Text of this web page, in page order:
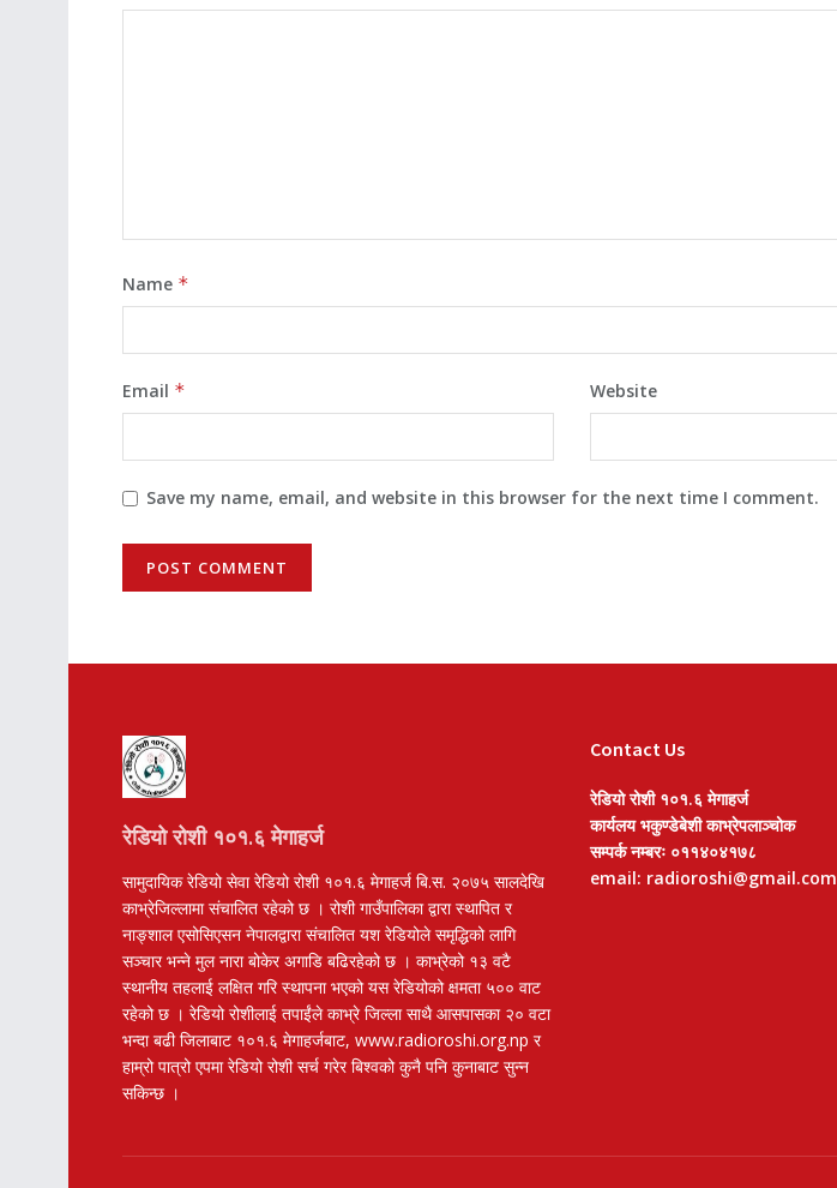
Name *
Email * Website
Save my name, email, and website in this browser for the next time I comment.
रेडियो रोशी १०१.६ मेगाहर्ज
सामुदायिक रेडियो सेवा रेडियो रोशी १०१.६ मेगाहर्ज बि.स. २०७५ सालदेखि
काभ्रेजिल्लामा संचालित रहेको छ । रोशी गाउँपालिका द्वारा स्थापित र
नाङ्शाल एसोसिएसन नेपालद्वारा संचालित यश रेडियोले समृद्धिको लागि
सञ्चार भन्ने मुल नारा बोकेर अगाडि बढिरहेको छ । काभ्रेको १३ वटै
स्थानीय तहलाई लक्षित गरि स्थापना भएको यस रेडियोको क्षमता ५०० वाट
रहेको छ । रेडियो रोशीलाई तपाईंले काभ्रे जिल्ला साथै आसपासका २० वटा
भन्दा बढी जिलाबाट १०१.६ मेगाहर्जबाट, www.radioroshi.org.np र
हाम्रो पात्रो एपमा रेडियो रोशी सर्च गरेर बिश्वको कुनै पनि कुनाबाट सुन्न
सकिन्छ ।
Contact Us
रेडियो रोशी १०१.६ मेगाहर्ज
कार्यलय भकुण्डेबेशी काभ्रेपलाञ्चोक
सम्पर्क नम्बरः ०११४०४१७८
email: radioroshi@gmail.com